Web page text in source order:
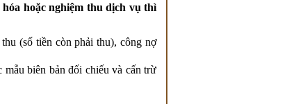
hoặc nghiệm thu dịch vụ thì
(số tiền còn phải thu), công nợ
biên bản đối chiếu và cấn trừ